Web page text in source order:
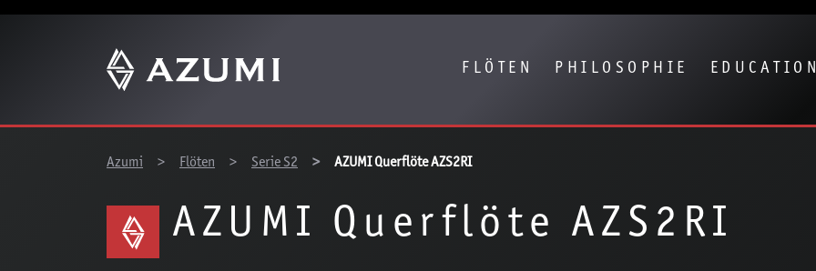
FLÖTEN PHILOSOPHIE
Azumi
Flöten Serie S2 AZUMI Querflöte AZS2RI
AZUMI Querflöte AZS2RI